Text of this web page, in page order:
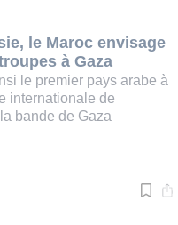
le Maroc envisage
à Gaza
le premier pays arabe à
internationale de
bande de Gaza